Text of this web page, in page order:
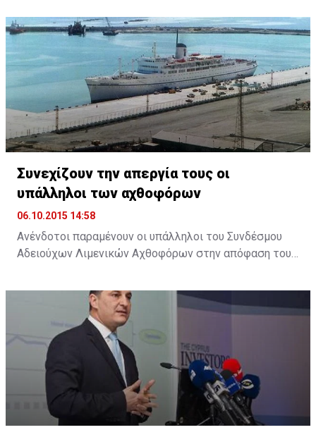
Ανδρέας Πουλλικάς. Παραλαμβάνοντας την Έκθεση, ο
Πρόεδρος Αναστασιάδης εξήρε το ρόλο του
Συμβουλίου και ανάλογων φορέων, σημειώνοντας ότι
θα υπάρχει ακόμη μεγαλύτερη αξιοποίηση του
επιστημονικού προσωπικού ...
Συνεχίζουν την απεργία τους οι
υπάλληλοι των αχθοφόρων
06.10.2015 14:58
Ανένδοτοι παραμένουν οι υπάλληλοι του Συνδέσμου
Αδειούχων Λιμενικών Αχθοφόρων στην απόφαση τους
στο πλαίσιο της εμπορικοποίησης των υπηρεσιών του
λιμανιού.